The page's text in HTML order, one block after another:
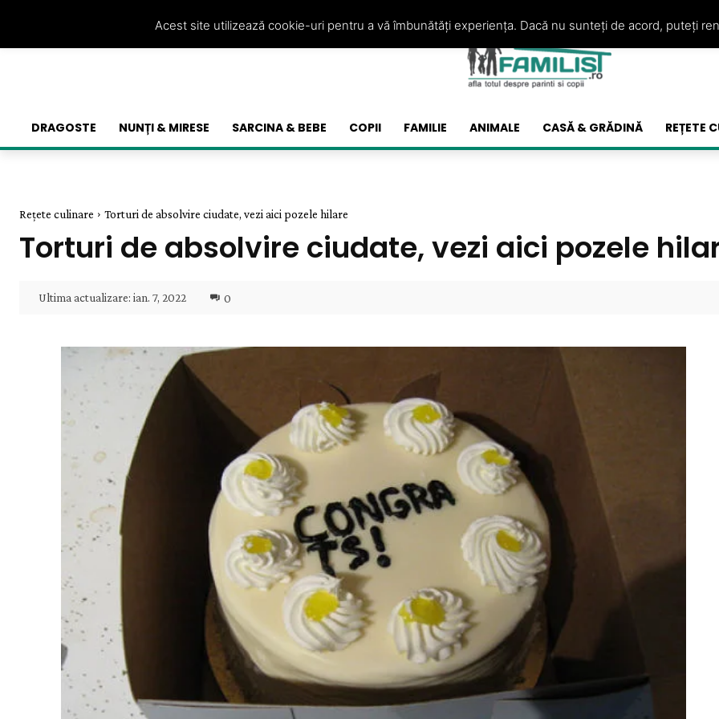
DRAGOSTE NUNȚI & MIRESE SARCINA & BEBE COPII FAMILIE ANIMALE CASĂ & GRĂDINĂ REȚETE
Rețete culinare Torturi de absolvire ciudate, vezi aici pozele hilare
Torturi de absolvire ciudate, vezi aici pozele
Ultima actualizare: ian. 7, 2022 0
Acest site utilizează cookie-uri pentru a vă îmbunătăți experiența. Dacă nu sunteți de acord, puteți